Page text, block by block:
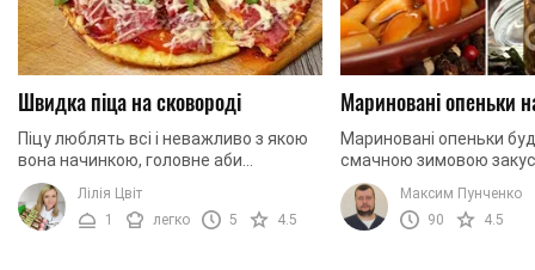
Швидка піца на сковороді
Піцу люблять всі і неважливо з якою
вона начинкою, головне аби
побільше. В такому випадку, що може
бути краще, ніж приготувати її
самостійно з ...
Лілія Цвіт
1
легко 5 4.5
Мариновані опеньки
Мариновані опеньки
смачною зимовою
приготуємо їх разом!
Максим Пунченко
90
4.5